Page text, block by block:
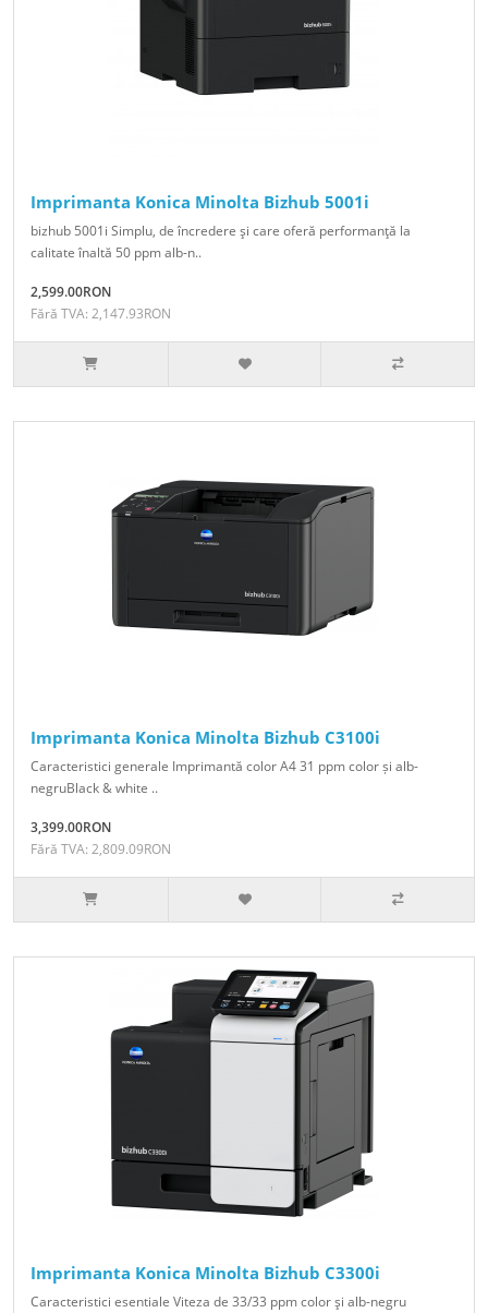
Imprimanta Konica Minolta Bizhub 5001i
bizhub 5001i Simplu, de încredere şi care oferă performanţă la
calitate înaltă 50 ppm alb-n..
2,599.00RON
Fără TVA: 2,147.93RON
Imprimanta Konica Minolta Bizhub C3100i
Caracteristici generale Imprimantă color A4 31 ppm color și alb-
negruBlack & white ..
3,399.00RON
Fără TVA: 2,809.09RON
Imprimanta Konica Minolta Bizhub C3300i
Caracteristici esentiale Viteza de 33/33 ppm color şi alb-negru